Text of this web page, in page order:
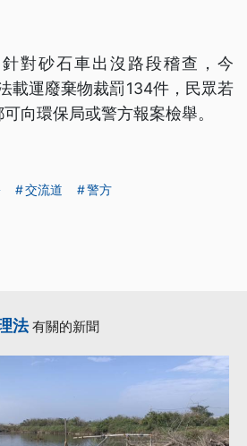
對砂石車出沒路段稽查，今
載運廢棄物裁罰134件，民眾若
向環保局或警方報案檢舉。
交流道
警方
法有關的新聞